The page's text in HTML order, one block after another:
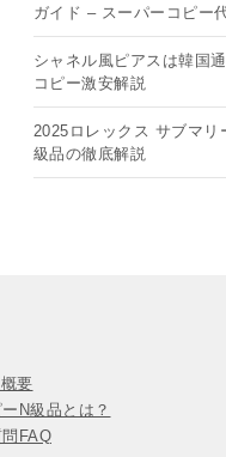
ガイド – スーパーコピー
シャネル風ピアスは韓国
コピー​激安解説
2025ロレックス サブマ
級品の徹底解説
要
N級品とは？
FAQ